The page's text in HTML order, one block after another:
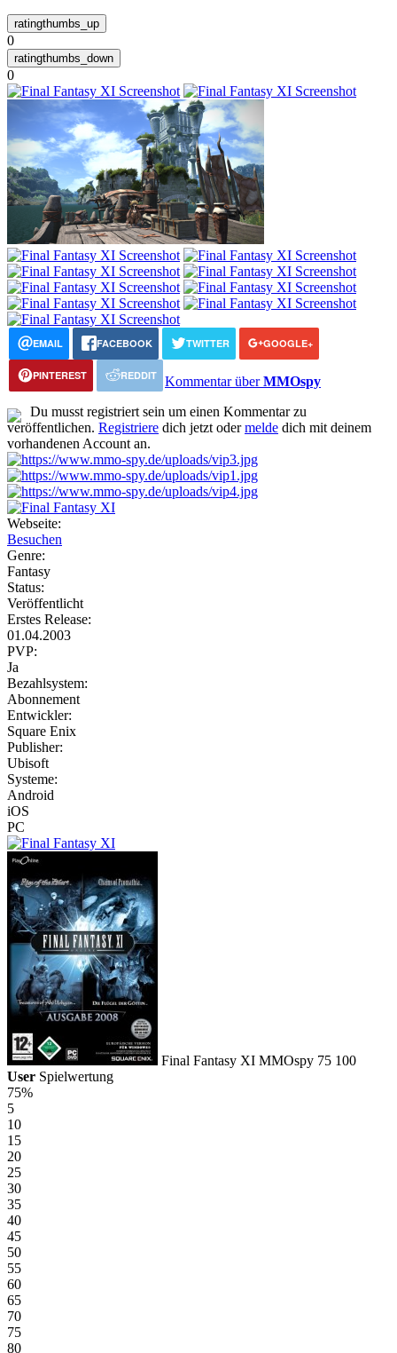
0
0
EMAIL FACEBOOK TWITTER GOOGLE+
PINTEREST REDDIT Kommentar überMMOspy
Du musst registriert sein um einen Kommentar zu
veröffentlichen. Registriere dich jetzt odermelde dich mit deinem
vorhandenen Account an.
Webseite:
Besuchen
Genre:
Fantasy
Status:
Veröffentlicht
Erstes Release:
01.04.2003
PVP:
Ja
Bezahlsystem:
Abonnement
Entwickler:
Square Enix
Publisher:
Ubisoft
Systeme:
Android
iOS
PC
Final Fantasy XI MMOspy 75 100
User Spielwertung
75%
5
10
15
20
25
30
35
40
45
50
55
60
65
70
75
80